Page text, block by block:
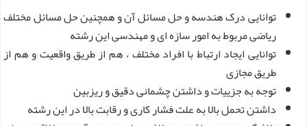
توانایی درک هندسه و حل مسائل آن و همچنین حل مسائل مختلف
ریاضی مربوط به امور سازه ای و مهندسی این رشته
توانایی ایجاد ارتباط با افراد مختلف ، هم از طریق واقعیت و هم از
طریق مجازی
توجه به جزییات و داشتن چشمانی دقیق و ریزبین
داشتن تحمل بالا به علت فشار کاری و رقابت بالا در این رشته